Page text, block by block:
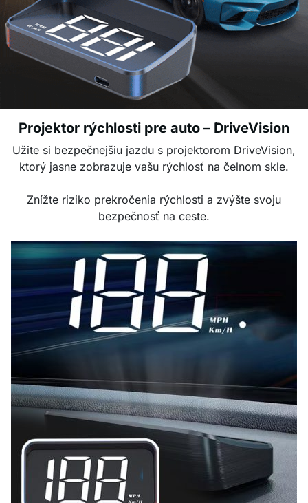
Projektor rýchlosti pre auto – DriveVision
Užite si bezpečnejšiu jazdu s projektorom DriveVision,
ktorý jasne zobrazuje vašu rýchlosť na čelnom skle.
Znížte riziko prekročenia rýchlosti a zvýšte svoju
bezpečnosť na ceste.